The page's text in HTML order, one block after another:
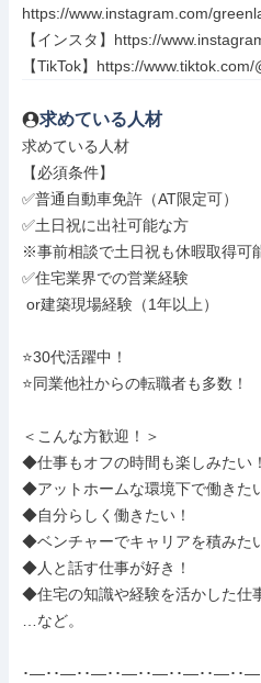
https://www.instagram.com/
【インスタ】https://
【TikTok】https://
求めている人材
求めている人材
【必須条件】
✅普通自動車免許（AT限定可）
✅土日祝に出社可能な方
※事前相談で土日祝も休暇取得可
✅住宅業界での営業経験
⭐30代活躍中！
⭐同業他社からの転職者も多数！
＜こんな方歓迎！＞
◆仕事もオフの時間も楽しみたい！
◆アットホームな環境下で働きた
◆自分らしく働きたい！
◆ベンチャーでキャリアを積みた
◆人と話す仕事が好き！
◆住宅の知識や経験を活かした仕
…など。
･―･･―･･―･･―･･―･･―･･―･･―